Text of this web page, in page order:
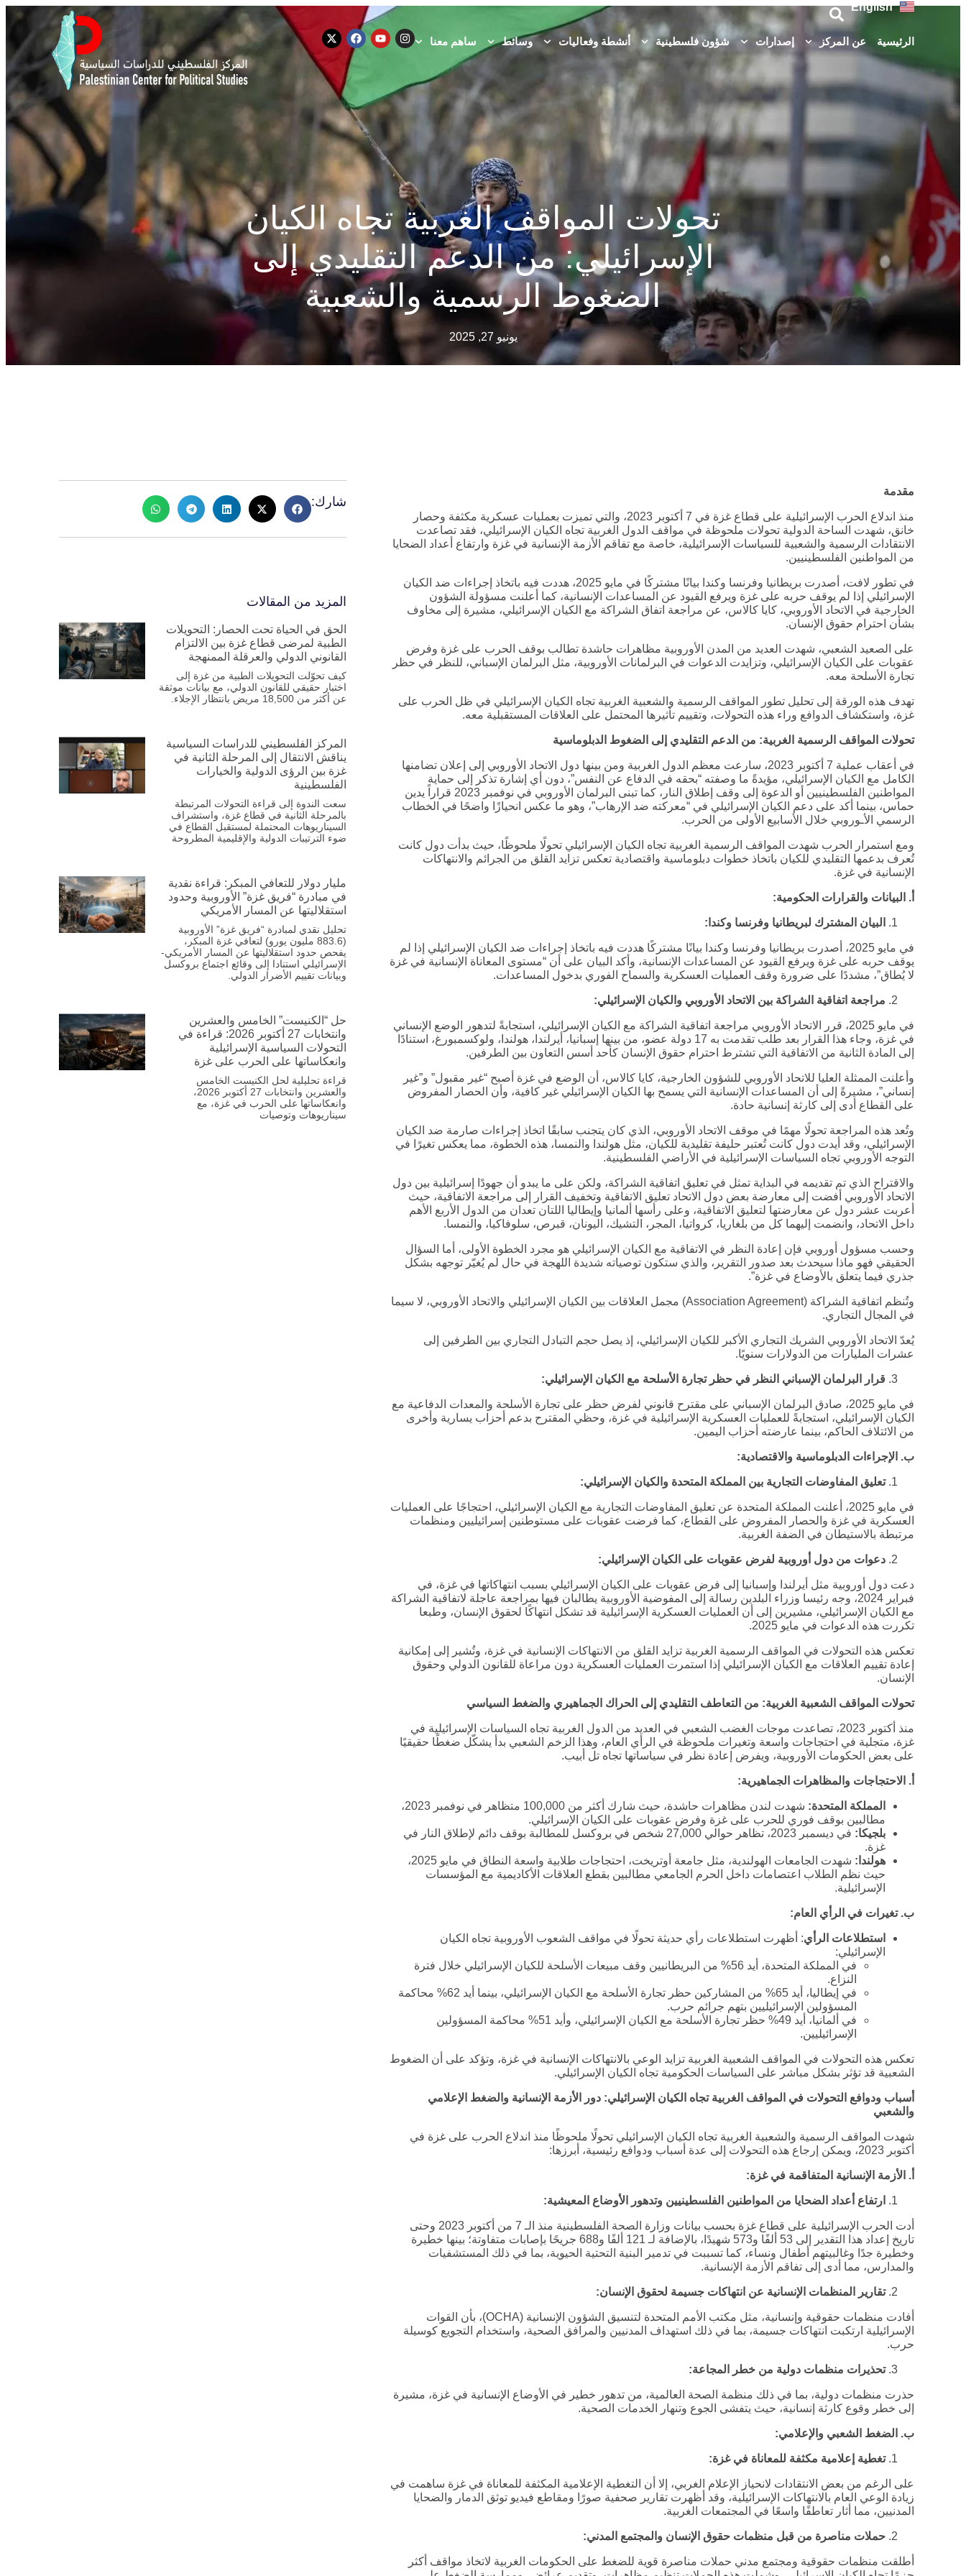
English
الرئيسية عن المركز إصدارات شؤون فلسطينية أنشطة وفعاليات وسائط ساهم معنا
تحولات المواقف الغربية تجاه الكيان
الإسرائيلي: من الدعم التقليدي إلى
الضغوط الرسمية والشعبية
يونيو 27, 2025
مقدمة
منذ اندلاع الحرب الإسرائيلية على قطاع غزة في 7 أكتوبر 2023، والتي تميزت بعمليات عسكرية مكثفة وحصار
خانق، شهدت الساحة الدولية تحولات ملحوظة في مواقف الدول الغربية تجاه الكيان الإسرائيلي، فقد تصاعدت
الانتقادات الرسمية والشعبية للسياسات الإسرائيلية، خاصة مع تفاقم الأزمة الإنسانية في غزة وارتفاع أعداد الضحايا
من المواطنين الفلسطينيين.
في تطور لافت، أصدرت بريطانيا وفرنسا وكندا بيانًا مشتركًا في مايو 2025، هددت فيه باتخاذ إجراءات ضد الكيان
الإسرائيلي إذا لم يوقف حربه على غزة ويرفع القيود عن المساعدات الإنسانية، كما أعلنت مسؤولة الشؤون
الخارجية في الاتحاد الأوروبي، كايا كالاس، عن مراجعة اتفاق الشراكة مع الكيان الإسرائيلي، مشيرة إلى مخاوف
بشأن احترام حقوق الإنسان.
على الصعيد الشعبي، شهدت العديد من المدن الأوروبية مظاهرات حاشدة تطالب بوقف الحرب على غزة وفرض
عقوبات على الكيان الإسرائيلي، وتزايدت الدعوات في البرلمانات الأوروبية، مثل البرلمان الإسباني، للنظر في حظر
تجارة الأسلحة معه.
تهدف هذه الورقة إلى تحليل تطور المواقف الرسمية والشعبية الغربية تجاه الكيان الإسرائيلي في ظل الحرب على
غزة، واستكشاف الدوافع وراء هذه التحولات، وتقييم تأثيرها المحتمل على العلاقات المستقبلية معه.
تحولات المواقف الرسمية الغربية: من الدعم التقليدي إلى الضغوط الدبلوماسية
في أعقاب عملية 7 أكتوبر 2023، سارعت معظم الدول الغربية ومن بينها دول الاتحاد الأوروبي إلى إعلان تضامنها
الكامل مع الكيان الإسرائيلي، مؤيدةً ما وصفته “بحقه في الدفاع عن النفس”، دون أي إشارة تذكر إلى حماية
المواطنين الفلسطينيين أو الدعوة إلى وقف إطلاق النار، كما تبنى البرلمان الأوروبي في نوفمبر 2023 قراراً يدين
حماس، بينما أكد على دعم الكيان الإسرائيلي في “معركته ضد الإرهاب”، وهو ما عكس انحيازًا واضحًا في الخطاب
الرسمي الأـوروبي خلال الأسابيع الأولى من الحرب.
ومع استمرار الحرب شهدت المواقف الرسمية الغربية تجاه الكيان الإسرائيلي تحولًا ملحوظًا، حيث بدأت دول كانت
تُعرف بدعمها التقليدي للكيان باتخاذ خطوات دبلوماسية واقتصادية تعكس تزايد القلق من الجرائم والانتهاكات
الإنسانية في غزة.
أ. البيانات والقرارات الحكومية:
البيان المشترك لبريطانيا وفرنسا وكندا :
في مايو 2025، أصدرت بريطانيا وفرنسا وكندا بيانًا مشتركًا هددت فيه باتخاذ إجراءات ضد الكيان الإسرائيلي إذا لم
يوقف حربه على غزة ويرفع القيود عن المساعدات الإنسانية، وأكد البيان على أن “مستوى المعاناة الإنسانية في غزة
لا يُطاق”، مشددًا على ضرورة وقف العمليات العسكرية والسماح الفوري بدخول المساعدات.
مراجعة اتفاقية الشراكة بين الاتحاد الأوروبي والكيان الإسرائيلي:
في مايو 2025، قرر الاتحاد الأوروبي مراجعة اتفاقية الشراكة مع الكيان الإسرائيلي، استجابةً لتدهور الوضع الإنساني
في غزة، وجاء هذا القرار بعد طلب تقدمت به 17 دولة عضو، من بينها إسبانيا، أيرلندا، هولندا، ولوكسمبورغ، استنادًا
إلى المادة الثانية من الاتفاقية التي تشترط احترام حقوق الإنسان كأحد أسس التعاون بين الطرفين.
وأعلنت الممثلة العليا للاتحاد الأوروبي للشؤون الخارجية، كايا كالاس، أن الوضع في غزة أصبح “غير مقبول” و”غير
إنساني”، مشيرةً إلى أن المساعدات الإنسانية التي يسمح بها الكيان الإسرائيلي غير كافية، وأن الحصار المفروض
على القطاع أدى إلى كارثة إنسانية حادة.
وتُعد هذه المراجعة تحولًا مهمًا في موقف الاتحاد الأوروبي، الذي كان يتجنب سابقًا اتخاذ إجراءات صارمة ضد الكيان
الإسرائيلي، وقد أيدت دول كانت تُعتبر حليفة تقليدية للكيان، مثل هولندا والنمسا، هذه الخطوة، مما يعكس تغيرًا في
التوجه الأوروبي تجاه السياسات الإسرائيلية في الأراضي الفلسطينية.
والاقتراح الذي تم تقديمه في البداية تمثل في تعليق اتفاقية الشراكة، ولكن على ما يبدو أن جهودًا إسرائيلية بين دول
الاتحاد الأوروبي أفضت إلى معارضة بعض دول الاتحاد تعليق الاتفاقية وتخفيف القرار إلى مراجعة الاتفاقية، حيث
أعربت عشر دول عن معارضتها لتعليق الاتفاقية، وعلى رأسها ألمانيا وإيطاليا اللتان تعدان من الدول الأربع الأهم
داخل الاتحاد، وانضمت إليهما كل من بلغاريا، كرواتيا، المجر، التشيك، اليونان، قبرص، سلوفاكيا، والنمسا.
وحسب مسؤول أوروبي فإن إعادة النظر في الاتفاقية مع الكيان الإسرائيلي هو مجرد الخطوة الأولى، أما السؤال
الحقيقي فهو ماذا سيحدث بعد صدور التقرير، والذي ستكون توصياته شديدة اللهجة في حال لم يُغيّر توجهه بشكل
جذري فيما يتعلق بالأوضاع في غزة”.
وتُنظم اتفاقية الشراكة (Association Agreement) مجمل العلاقات بين الكيان الإسرائيلي والاتحاد الأوروبي، لا سيما
في المجال التجاري.
يُعدّ الاتحاد الأوروبي الشريك التجاري الأكبر للكيان الإسرائيلي، إذ يصل حجم التبادل التجاري بين الطرفين إلى
عشرات المليارات من الدولارات سنويًا.
قرار البرلمان الإسباني النظر في حظر تجارة الأسلحة مع الكيان الإسرائيلي:
في مايو 2025، صادق البرلمان الإسباني على مقترح قانوني لفرض حظر على تجارة الأسلحة والمعدات الدفاعية مع
الكيان الإسرائيلي، استجابةً للعمليات العسكرية الإسرائيلية في غزة، وحظي المقترح بدعم أحزاب يسارية وأخرى
من الائتلاف الحاكم، بينما عارضته أحزاب اليمين.
ب. الإجراءات الدبلوماسية والاقتصادية:
تعليق المفاوضات التجارية بين المملكة المتحدة والكيان الإسرائيلي:
في مايو 2025، أعلنت المملكة المتحدة عن تعليق المفاوضات التجارية مع الكيان الإسرائيلي، احتجاجًا على العمليات
العسكرية في غزة والحصار المفروض على القطاع، كما فرضت عقوبات على مستوطنين إسرائيليين ومنظمات
مرتبطة بالاستيطان في الضفة الغربية.
دعوات من دول أوروبية لفرض عقوبات على الكيان الإسرائيلي:
دعت دول أوروبية مثل أيرلندا وإسبانيا إلى فرض عقوبات على الكيان الإسرائيلي بسبب انتهاكاتها في غزة، في
فبراير 2024، وجه رئيسا وزراء البلدين رسالة إلى المفوضية الأوروبية يطالبان فيها بمراجعة عاجلة لاتفاقية الشراكة
مع الكيان الإسرائيلي، مشيرين إلى أن العمليات العسكرية الإسرائيلية قد تشكل انتهاكًا لحقوق الإنسان، وطبعا
تكررت هذه الدعوات في مايو 2025.
تعكس هذه التحولات في المواقف الرسمية الغربية تزايد القلق من الانتهاكات الإنسانية في غزة، وتُشير إلى إمكانية
إعادة تقييم العلاقات مع الكيان الإسرائيلي إذا استمرت العمليات العسكرية دون مراعاة للقانون الدولي وحقوق
الإنسان.
تحولات المواقف الشعبية الغربية: من التعاطف التقليدي إلى الحراك الجماهيري والضغط السياسي
منذ أكتوبر 2023، تصاعدت موجات الغضب الشعبي في العديد من الدول الغربية تجاه السياسات الإسرائيلية في
غزة، متجلية في احتجاجات واسعة وتغيرات ملحوظة في الرأي العام، وهذا الزخم الشعبي بدأ يشكّل ضغطًا حقيقيًا
على بعض الحكومات الأوروبية، ويفرض إعادة نظر في سياساتها تجاه تل أبيب.
أ. الاحتجاجات والمظاهرات الجماهيرية:
المملكة المتحدة:
شهدت لندن مظاهرات حاشدة، حيث شارك أكثر من 100,000 متظاهر في نوفمبر 2023،
مطالبين بوقف فوري للحرب على غزة وفرض عقوبات على الكيان الإسرائيلي.
بلجيكا:
في ديسمبر 2023، تظاهر حوالي 27,000 شخص في بروكسل للمطالبة بوقف دائم لإطلاق النار في
غزة.
هولندا:
شهدت الجامعات الهولندية، مثل جامعة أوتريخت، احتجاجات طلابية واسعة النطاق في مايو 2025،
حيث نظم الطلاب اعتصامات داخل الحرم الجامعي مطالبين بقطع العلاقات الأكاديمية مع المؤسسات
الإسرائيلية.
ب. تغيرات في الرأي العام:
استطلاعات الرأي: أظهرت استطلاعات رأي حديثة تحولًا في مواقف الشعوب الأوروبية تجاه الكيان
الإسرائيلي:
في المملكة المتحدة، أيد 56% من البريطانيين وقف مبيعات الأسلحة للكيان الإسرائيلي خلال فترة
النزاع.
في إيطاليا، أيد 65% من المشاركين حظر تجارة الأسلحة مع الكيان الإسرائيلي، بينما أيد 62% محاكمة
المسؤولين الإسرائيليين بتهم جرائم حرب.
في ألمانيا، أيد 49% حظر تجارة الأسلحة مع الكيان الإسرائيلي، وأيد 51% محاكمة المسؤولين
الإسرائيليين.
تعكس هذه التحولات في المواقف الشعبية الغربية تزايد الوعي بالانتهاكات الإنسانية في غزة، وتؤكد على أن الضغوط
الشعبية قد تؤثر بشكل مباشر على السياسات الحكومية تجاه الكيان الإسرائيلي.
أسباب ودوافع التحولات في المواقف الغربية تجاه الكيان الإسرائيلي: دور الأزمة الإنسانية والضغط الإعلامي
والشعبي
شهدت المواقف الرسمية والشعبية الغربية تجاه الكيان الإسرائيلي تحولًا ملحوظًا منذ اندلاع الحرب على غزة في
أكتوبر 2023، ويمكن إرجاع هذه التحولات إلى عدة أسباب ودوافع رئيسية، أبرزها:
أ. الأزمة الإنسانية المتفاقمة في غزة:
ارتفاع أعداد الضحايا من المواطنين الفلسطينيين وتدهور الأوضاع المعيشية:
أدت الحرب الإسرائيلية على قطاع غزة بحسب بيانات وزارة الصحة الفلسطينية منذ الـ 7 من أكتوبر 2023 وحتى
تاريخ إعداد هذا التقدير إلى 53 ألفًا و573 شهيدًا، بالإضافة لـ 121 ألفًا و688 جريحًا بإصابات متفاوتة؛ بينها خطيرة
وخطيرة جدًا وغالبيتهم أطفال ونساء، كما تسببت في تدمير البنية التحتية الحيوية، بما في ذلك المستشفيات
والمدارس، مما أدى إلى تفاقم الأزمة الإنسانية.
تقارير المنظمات الإنسانية عن انتهاكات جسيمة لحقوق الإنسان:
أفادت منظمات حقوقية وإنسانية، مثل مكتب الأمم المتحدة لتنسيق الشؤون الإنسانية (OCHA)، بأن القوات
الإسرائيلية ارتكبت انتهاكات جسيمة، بما في ذلك استهداف المدنيين والمرافق الصحية، واستخدام التجويع كوسيلة
حرب.
تحذيرات منظمات دولية من خطر المجاعة:
حذرت منظمات دولية، بما في ذلك منظمة الصحة العالمية، من تدهور خطير في الأوضاع الإنسانية في غزة، مشيرة
إلى خطر وقوع كارثة إنسانية، حيث يتفشى الجوع وتنهار الخدمات الصحية.
ب. الضغط الشعبي والإعلامي:
تغطية إعلامية مكثفة للمعاناة في غزة:
على الرغم من بعض الانتقادات لانحياز الإعلام الغربي، إلا أن التغطية الإعلامية المكثفة للمعاناة في غزة ساهمت في
زيادة الوعي العام بالانتهاكات الإسرائيلية، وقد أظهرت تقارير صحفية صورًا ومقاطع فيديو توثق الدمار والضحايا
المدنيين، مما أثار تعاطفًا واسعًا في المجتمعات الغربية.
حملات مناصرة من قبل منظمات حقوق الإنسان والمجتمع المدني:
أطلقت منظمات حقوقية ومجتمع مدني حملات مناصرة قوية للضغط على الحكومات الغربية لاتخاذ مواقف أكثر
شارك:
المزيد من المقالات
الحق في الحياة تحت الحصار: التحويلات
الطبية لمرضى قطاع غزة بين الالتزام
القانوني الدولي والعرقلة الممنهجة
كيف تحوّلت التحويلات الطبية من غزة إلى
اختبار حقيقي للقانون الدولي، مع بيانات موثقة
عن أكثر من 18,500 مريض بانتظار الإجلاء.
المركز الفلسطيني للدراسات السياسية
يناقش الانتقال إلى المرحلة الثانية في
غزة بين الرؤى الدولية والخيارات
الفلسطينية
سعت الندوة إلى قراءة التحولات المرتبطة
بالمرحلة الثانية في قطاع غزة، واستشراف
السيناريوهات المحتملة لمستقبل القطاع في
ضوء الترتيبات الدولية والإقليمية المطروحة
مليار دولار للتعافي المبكر: قراءة نقدية
في مبادرة “فريق غزة” الأوروبية وحدود
استقلاليتها عن المسار الأمريكي
تحليل نقدي لمبادرة “فريق غزة” الأوروبية
(883.6 مليون يورو) لتعافي غزة المبكر،
يفحص حدود استقلاليتها عن المسار الأمريكي-
الإسرائيلي استنادا إلى وقائع اجتماع بروكسل
وبيانات تقييم الأضرار الدولي.
حل “الكنيست” الخامس والعشرين
وانتخابات 27 أكتوبر 2026: قراءة في
التحولات السياسية الإسرائيلية
وانعكاساتها على الحرب على غزة
قراءة تحليلية لحل الكنيست الخامس
والعشرين وانتخابات 27 أكتوبر 2026،
وانعكاساتها على الحرب في غزة، مع
سيناريوهات وتوصيات